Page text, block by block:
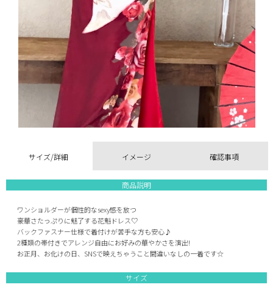
サイズ/詳細 イメージ 確認事項
商品説明
ワンショルダーが個性的なsexy感を放つ
豪華さたっぷりに魅了する花魁ドレス♡
バックファスナー仕様で着付けが苦手な方も安心♪
2種類の帯付きでアレンジ自由にお好みの華やかさを演出!
お正月、お化けの日、SNSで映えちゃうこと間違いなしの一着です☆
サイズ